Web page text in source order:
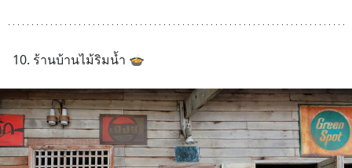
10. ร้านบ้านไม้ริมน้ำ 🍲